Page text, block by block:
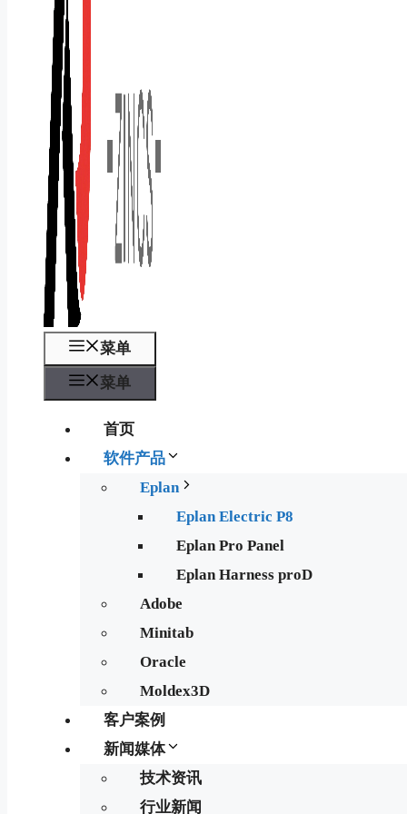
菜单
菜单
首页
软件产品
Eplan
Eplan Electric P8
Eplan Pro Panel
Eplan Harness proD
Adobe
Minitab
Oracle
Moldex3D
客户案例
新闻媒体
技术资讯
行业新闻